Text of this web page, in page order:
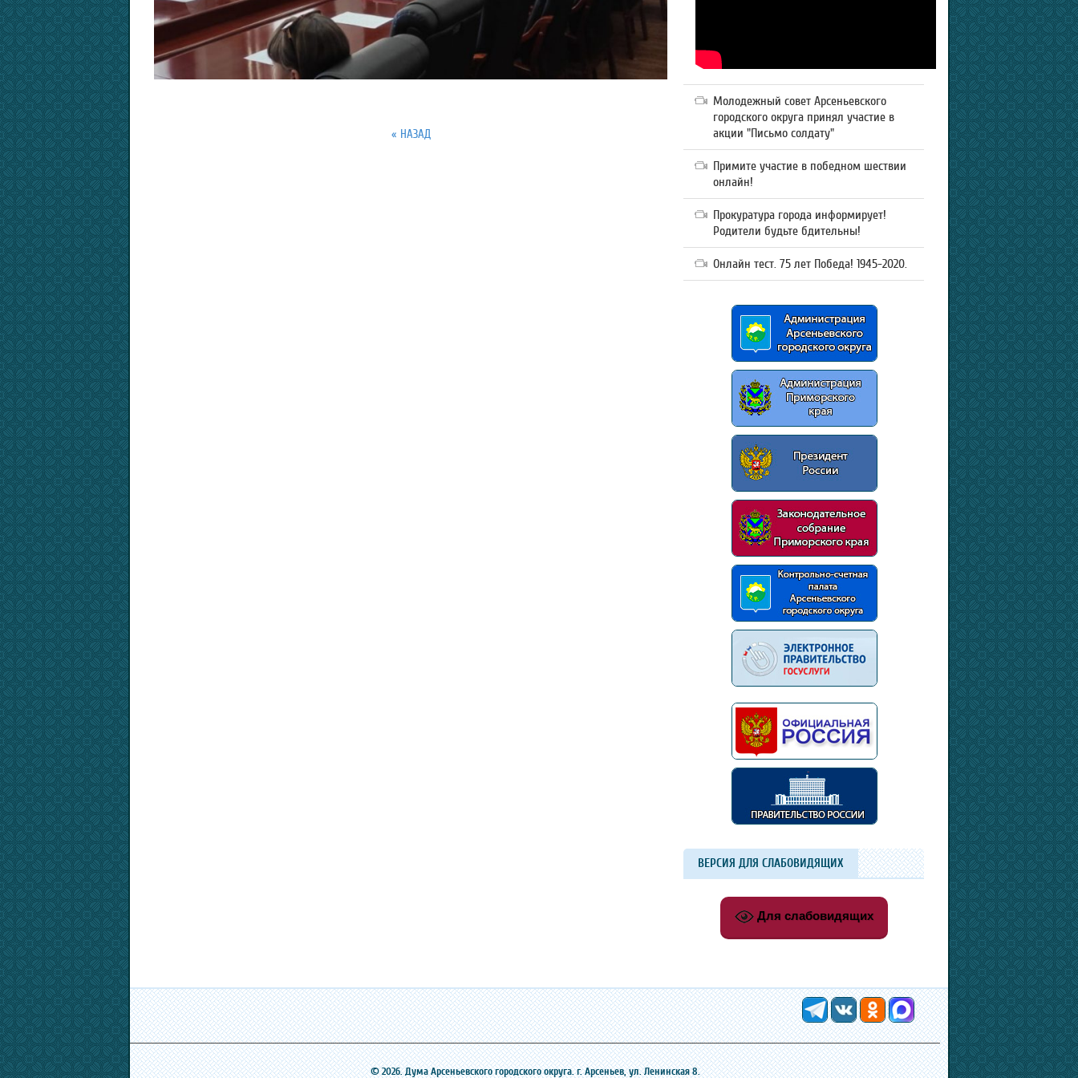
« НАЗАД
Молодежный совет Арсеньевского
городского округа принял участие в
акции "Письмо солдату"
Примите участие в победном шествии
онлайн!
Прокуратура города информирует!
Родители будьте бдительны!
Онлайн тест. 75 лет Победа! 1945-2020.
ВЕРСИЯ ДЛЯ СЛАБОВИДЯЩИХ
Для слабовидящих
© 2026. Дума Арсеньевского городского округа. г. Арсеньев, ‎ул. Ленинская 8.